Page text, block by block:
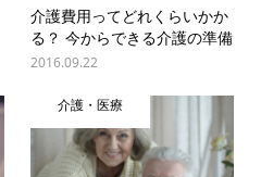
介護費用ってどれくらいかか
る？ 今からできる介護の準備
2016.09.22
介護・医療